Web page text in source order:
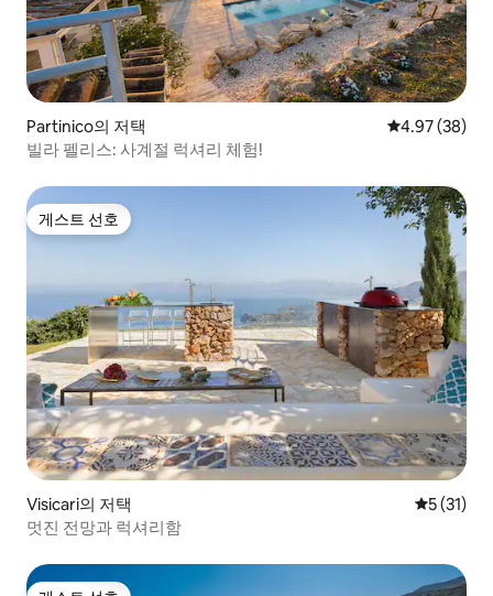
Partinico의 저택 평점 4.97점(5
4.97 (38)
빌라 펠리스: 사계절 럭셔리 체험!
게스트 선호
게스트 선호
Visicari의 저택 평점 5점
5 (31)
멋진 전망과 럭셔리함